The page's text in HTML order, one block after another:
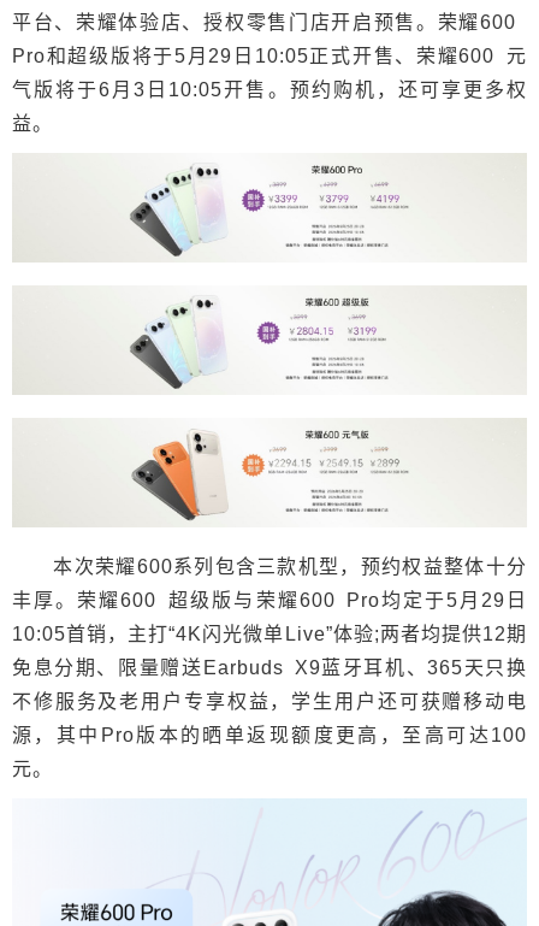
平台、荣耀体验店、授权零售门店开启预售。荣耀600
Pro和超级版将于5月29日10:05正式开售、荣耀600 元
气版将于6月3日10:05开售。预约购机，还可享更多权
益。
本次荣耀600系列包含三款机型，预约权益整体十分
丰厚。荣耀600 超级版与荣耀600 Pro均定于5月29日
10:05首销，主打“4K闪光微单Live”体验;两者均提供12期
免息分期、限量赠送Earbuds X9蓝牙耳机、365天只换
不修服务及老用户专享权益，学生用户还可获赠移动电
源，其中Pro版本的晒单返现额度更高，至高可达100
元。